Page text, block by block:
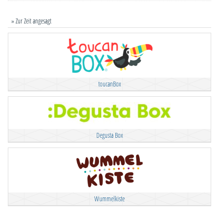
» Zur Zeit angesagt
toucanBox
Degusta Box
Wummelkiste